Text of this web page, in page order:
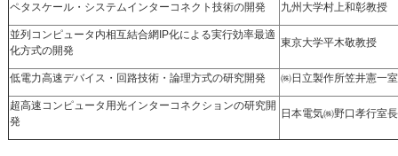
ペタスケール・システムインターコネクト技術の開発 九州大学村上和彰教授
並列コンピュータ内相互結合網IP化による実行効率最適
化方式の開発
東京大学平木敬教授
低電力高速デバイス・回路技術・論理方式の研究開発 ㈱日立製作所笠井憲一
超高速コンピュータ用光インターコネクションの研究開
発
日本電気㈱野口孝行室長